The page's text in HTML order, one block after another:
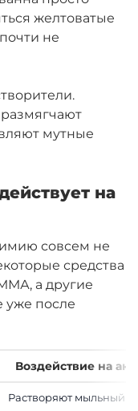
желтоватые
не
мутные
на
совсем не
средства
а другие
уже после
Воздействие на
Растворяют мыльный